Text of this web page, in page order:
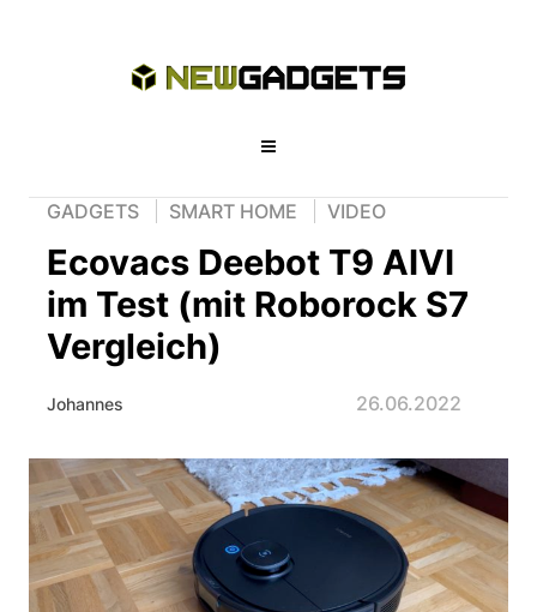
GADGETS SMART HOME VIDEO
Ecovacs Deebot T9 AIVI
im Test (mit Roborock S7
Vergleich)
Johannes 26.06.2022